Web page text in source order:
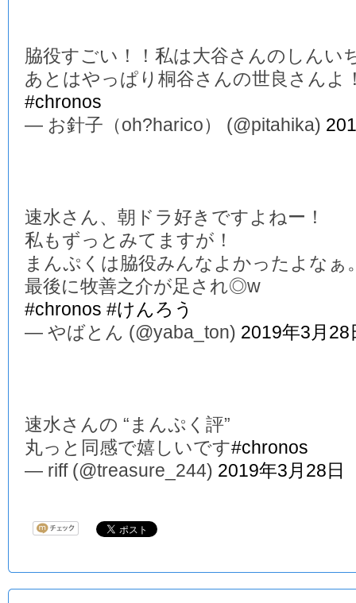
脇役すごい！！私は大谷さんのしんい
あとはやっぱり桐谷さんの世良さんよ
#chronos
— お針子（oh?harico） (@pitahika)
速水さん、朝ドラ好きですよねー！
私もずっとみてますが！
まんぷくは脇役みんなよかったよなぁ
最後に牧善之介が足され◎w
#chronos #けんろう
— やばとん (@yaba_ton) 2019年3月28
速水さんの “まんぷく評”
丸っと同感で嬉しいです#chronos
— riff (@treasure_244) 2019年3月28日